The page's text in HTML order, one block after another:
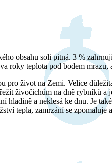
obsahu soli pitná. 3 %
roky teplota pod bodem mrazu,
život na Zemi. Velice
živočichům na dně rybníků
hladině a neklesá ke dnu. Je
tepla, zamrzání se